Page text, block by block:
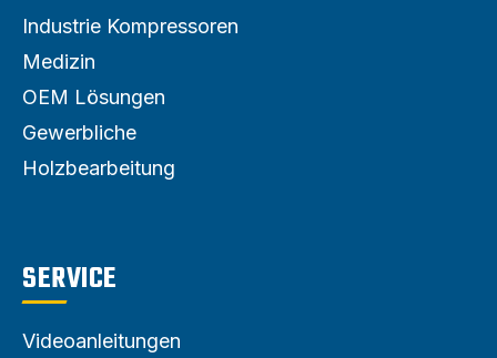
Nahrungsmittel- und
Getränkeindustrie
SERVICE